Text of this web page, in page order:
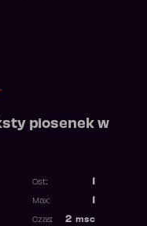
piosenek w
Ost.:
Max:
2 msc
Czas: